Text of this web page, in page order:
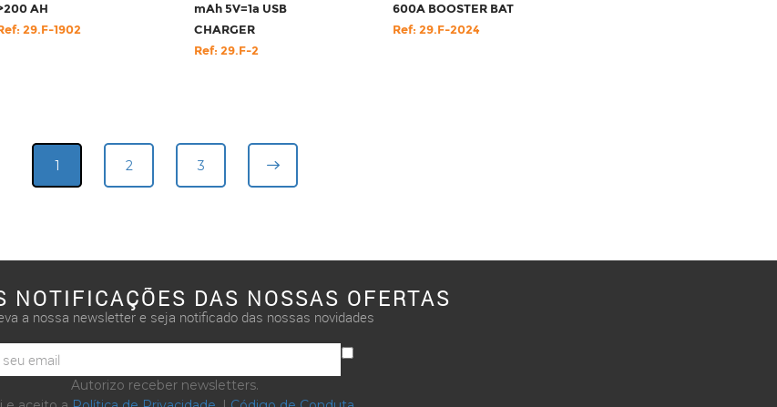
AH
29.F-1902
mAh 5V=1a USB
CHARGER
Ref: 29.F-2
600A BOOSTER BAT
Ref: 29.F-2024
1 2 3
NOTIFICAÇÕES DAS NOSSAS OFERTAS
a nossa newsletter e seja notificado das nossas novidades
Autorizo receber newsletters.